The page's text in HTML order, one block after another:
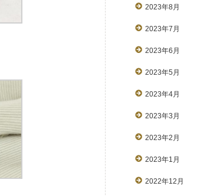
2023年8月
2023年7月
2023年6月
2023年5月
2023年4月
2023年3月
2023年2月
2023年1月
2022年12月